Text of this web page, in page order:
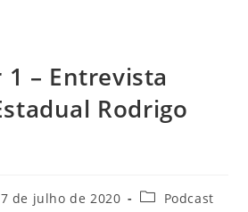
– Entrevista
Rodrigo
de julho de 2020 Podcast